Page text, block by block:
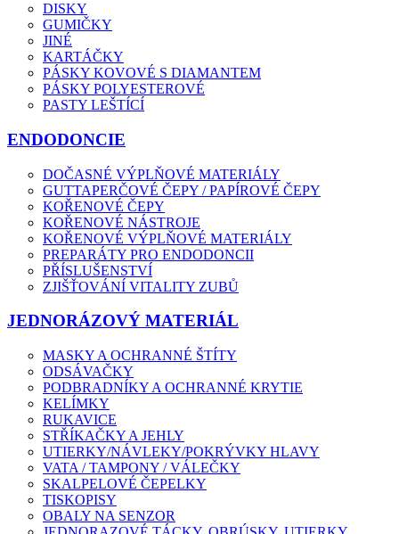
DISKY
GUMIČKY
JINÉ
KARTÁČKY
PÁSKY KOVOVÉ S DIAMANTEM
PÁSKY POLYESTEROVÉ
PASTY LEŠTÍCÍ
ENDODONCIE
DOČASNÉ VÝPLŇOVÉ MATERIÁLY
GUTTAPERČOVÉ ČEPY / PAPÍROVÉ ČEPY
KOŘENOVÉ ČEPY
KOŘENOVÉ NÁSTROJE
KOŘENOVÉ VÝPLŇOVÉ MATERIÁLY
PREPARÁTY PRO ENDODONCII
PŘÍSLUŠENSTVÍ
ZJIŠŤOVÁNÍ VITALITY ZUBŮ
JEDNORÁZOVÝ MATERIÁL
MASKY A OCHRANNÉ ŠTÍTY
ODSÁVAČKY
PODBRADNÍKY A OCHRANNÉ KRYTIE
KELÍMKY
RUKAVICE
STŘÍKAČKY A JEHLY
UTIERKY/NÁVLEKY/POKRÝVKY HLAVY
VATA / TAMPONY / VÁLEČKY
SKALPELOVÉ ČEPELKY
TISKOPISY
OBALY NA SENZOR